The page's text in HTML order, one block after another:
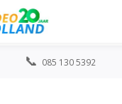
085 130 5392